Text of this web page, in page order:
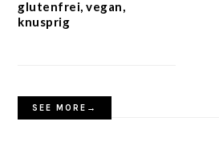
glutenfrei, vegan,
knusprig
SEE MORE→